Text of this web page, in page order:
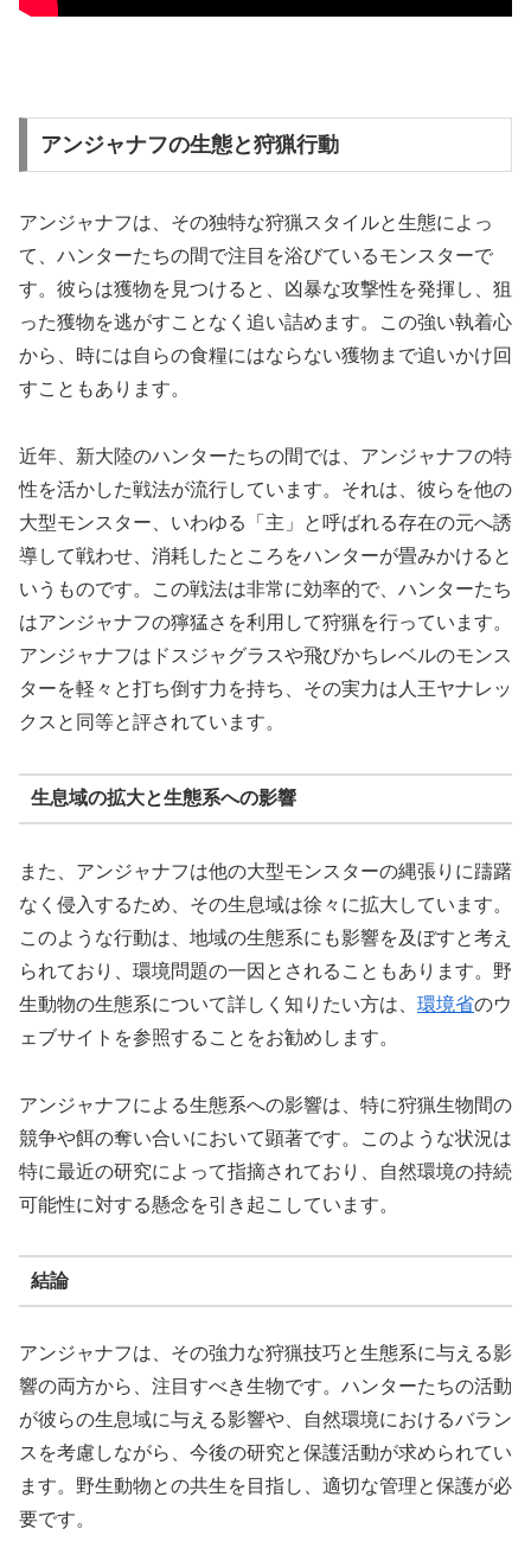
アンジャナフの生態と狩猟行動
アンジャナフは、その独特な狩猟スタイルと生態によっ
て、ハンターたちの間で注目を浴びているモンスターで
す。彼らは獲物を見つけると、凶暴な攻撃性を発揮し、狙
った獲物を逃がすことなく追い詰めます。この強い執着心
から、時には自らの食糧にはならない獲物まで追いかけ回
すこともあります。
近年、新大陸のハンターたちの間では、アンジャナフの特
性を活かした戦法が流行しています。それは、彼らを他の
大型モンスター、いわゆる「主」と呼ばれる存在の元へ誘
導して戦わせ、消耗したところをハンターが畳みかけると
いうものです。この戦法は非常に効率的で、ハンターたち
はアンジャナフの獰猛さを利用して狩猟を行っています。
アンジャナフはドスジャグラスや飛びかちレベルのモンス
ターを軽々と打ち倒す力を持ち、その実力は人王ヤナレッ
クスと同等と評されています。
生息域の拡大と生態系への影響
また、アンジャナフは他の大型モンスターの縄張りに躊躇
なく侵入するため、その生息域は徐々に拡大しています。
このような行動は、地域の生態系にも影響を及ぼすと考え
られており、環境問題の一因とされることもあります。野
生動物の生態系について詳しく知りたい方は、 環境省のウ
ェブサイトを参照することをお勧めします。
アンジャナフによる生態系への影響は、特に狩猟生物間の
競争や餌の奪い合いにおいて顕著です。このような状況は
特に最近の研究によって指摘されており、自然環境の持続
可能性に対する懸念を引き起こしています。
結論
アンジャナフは、その強力な狩猟技巧と生態系に与える影
響の両方から、注目すべき生物です。ハンターたちの活動
が彼らの生息域に与える影響や、自然環境におけるバラン
スを考慮しながら、今後の研究と保護活動が求められてい
ます。野生動物との共生を目指し、適切な管理と保護が必
要です。